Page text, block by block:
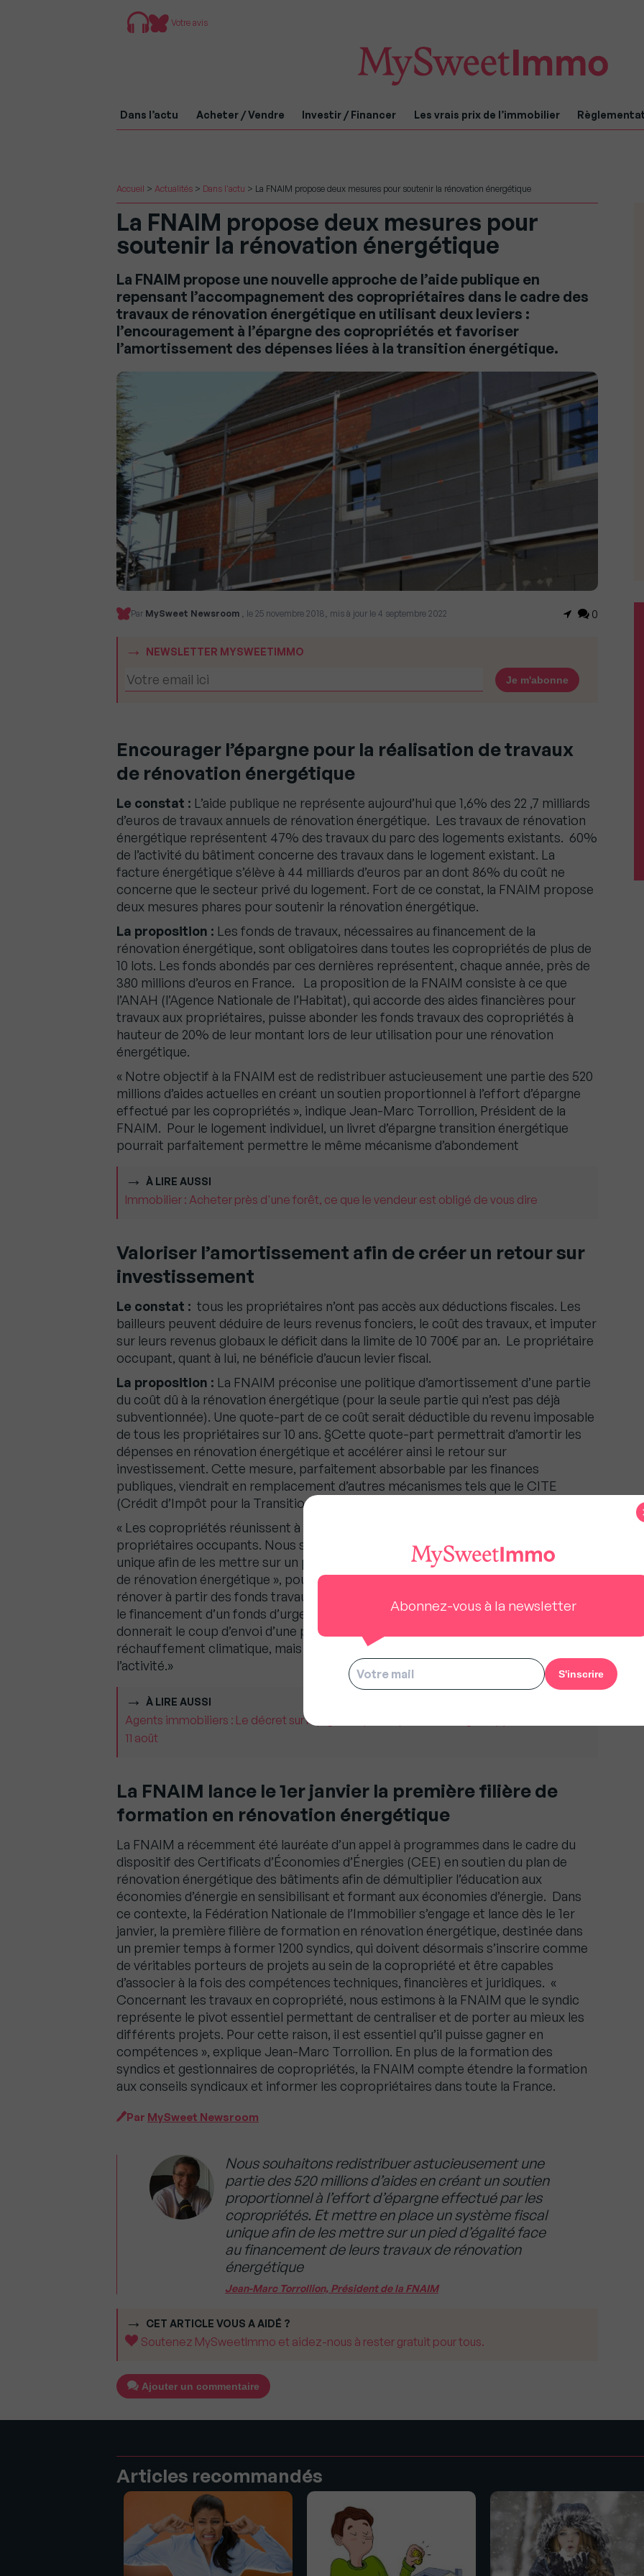
Votre avis
Dans l’actu Acheter / Vendre Investir / Financer Les vrais prix de l’immobilier
Accueil > Actualités > Dans l'actu > La FNAIM propose deux mesures pour soutenir la rénovation énergétique
La FNAIM propose deux mesures pour
soutenir la rénovation énergétique
La FNAIM propose une nouvelle approche de l’aide publique en
repensant l’accompagnement des copropriétaires dans le cadre des
travaux de rénovation énergétique en utilisant deux leviers :
l’encouragement à l’épargne des copropriétés et favoriser
l’amortissement des dépenses liées à la transition énergétique.
Par MySweet Newsroom , le 25 novembre 2018, mis à jour le 4 septembre 2022 0
NEWSLETTER MYSWEETIMMO
Encourager l’épargne pour la réalisation de travaux
de rénovation énergétique
Le constat : L’aide publique ne représente aujourd’hui que 1,6% des 22 ,7 milliards
d’euros de travaux annuels de rénovation énergétique. Les travaux de rénovation
énergétique représentent 47% des travaux du parc des logements existants. 60%
de l’activité du bâtiment concerne des travaux dans le logement existant. La
facture énergétique s’élève à 44 milliards d’euros par an dont 86% du coût ne
concerne que le secteur privé du logement. Fort de ce constat, la FNAIM propose
deux mesures phares pour soutenir la rénovation énergétique.
La proposition : Les fonds de travaux, nécessaires au financement de la
rénovation énergétique, sont obligatoires dans toutes les copropriétés de plus de
10 lots. Les fonds abondés par ces dernières représentent, chaque année, près de
380 millions d’euros en France. La proposition de la FNAIM consiste à ce que
l’ANAH (l’Agence Nationale de l’Habitat), qui accorde des aides financières pour
travaux aux propriétaires, puisse abonder les fonds travaux des copropriétés à
hauteur de 20% de leur montant lors de leur utilisation pour une rénovation
énergétique.
« Notre objectif à la FNAIM est de redistribuer astucieusement une partie des 520
millions d’aides actuelles en créant un soutien proportionnel à l’effort d’épargne
effectué par les copropriétés », indique Jean-Marc Torrollion, Président de la
FNAIM. Pour le logement individuel, un livret d’épargne transition énergétique
pourrait parfaitement permettre le même mécanisme d’abondement
À LIRE AUSSI
Immobilier : Acheter près d'une forêt, ce que le vendeur est obligé de vous dire
Valoriser l’amortissement afin de créer un retour sur
investissement
Le constat : tous les propriétaires n’ont pas accès aux déductions fiscales. Les
bailleurs peuvent déduire de leurs revenus fonciers, le coût des travaux, et imputer
sur leurs revenus globaux le déficit dans la limite de 10 700€ par an. Le propriétaire
occupant, quant à lui, ne bénéficie d’aucun levier fiscal.
La proposition : La FNAIM préconise une politique d’amortissement d’une partie
du coût dû à la rénovation énergétique (pour la seule partie qui n’est pas déjà
subventionnée). Une quote-part de ce coût serait déductible du revenu imposable
de tous les propriétaires sur 10 ans. §Cette quote-part permettrait d’amortir les
dépenses en rénovation énergétique et accélérer ainsi le retour sur
investissement. Cette mesure, parfaitement absorbable par les finances
publiques, viendrait en remplacement d’autres mécanismes tels que le CITE
(Crédit d’Impôt pour la Transition Énergétique).
« Les copropriétés réunissent à la fois des propriétaires bailleurs et des
propriétaires occupants. Nous souhaitons mettre en place un système fiscal
unique afin de les mettre sur un pied d’égalité face au financement de leurs travaux
de rénovation énergétique », poursuit Jean-Marc Torrollion. Outre la possibilité de
rénover à partir des fonds travaux, ces deux mesures permettraient par exemple
le financement d’un fonds d’urgence pour les copropriétés dégradées. Cela
donnerait le coup d’envoi d’une politique volontariste de lutte contre le
réchauffement climatique, mais aussi de rénovation du bâti et de soutien à
l’activité.»
À LIRE AUSSI
Agents immobiliers : Le décret sur la pige téléphonique fixe les règles applicables dès le
11 août
La FNAIM lance le 1er janvier la première filière de
formation en rénovation énergétique
La FNAIM a récemment été lauréate d’un appel à programmes dans le cadre du
dispositif des Certificats d’Économies d’Énergies (CEE) en soutien du plan de
rénovation énergétique des bâtiments afin de démultiplier l’éducation aux
économies d’énergie en sensibilisant et formant aux économies d’énergie. Dans
ce contexte, la Fédération Nationale de l’Immobilier s’engage et lance dès le 1er
janvier, la première filière de formation en rénovation énergétique, destinée dans
un premier temps à former 1200 syndics, qui doivent désormais s’inscrire comme
de véritables porteurs de projets au sein de la copropriété et être capables
d’associer à la fois des compétences techniques, financières et juridiques. «
Concernant les travaux en copropriété, nous estimons à la FNAIM que le syndic
représente le pivot essentiel permettant de centraliser et de porter au mieux les
différents projets. Pour cette raison, il est essentiel qu’il puisse gagner en
compétences », explique Jean-Marc Torrollion. En plus de la formation des
syndics et gestionnaires de copropriétés, la FNAIM compte étendre la formation
aux conseils syndicaux et informer les copropriétaires dans toute la France.
Par MySweet Newsroom
Nous souhaitons redistribuer astucieusement une
partie des 520 millions d’aides en créant un soutien
proportionnel à l’effort d’épargne effectué par les
copropriétés. Et mettre en place un système fiscal
unique afin de les mettre sur un pied d’égalité face
au financement de leurs travaux de rénovation
énergétique
Jean-Marc Torrollion, Président de la FNAIM
CET ARTICLE VOUS A AIDÉ ?
Soutenez MySweetImmo et aidez-nous à rester gratuit pour tous.
Ajouter un commentaire
Articles recommandés
Abonnez-vous à la newsletter